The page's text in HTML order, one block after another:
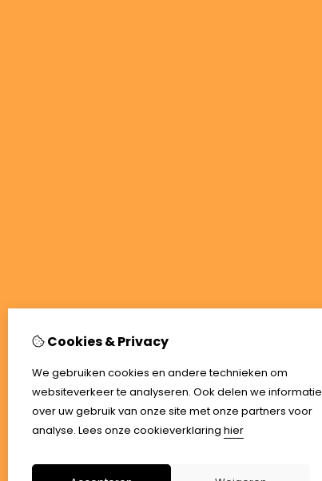
Cookies & Privacy
We gebruiken cookies en andere technieken om
websiteverkeer te analyseren. Ook delen we informatie
over uw gebruik van onze site met onze partners voor
analyse. Lees onze cookieverklaring hier